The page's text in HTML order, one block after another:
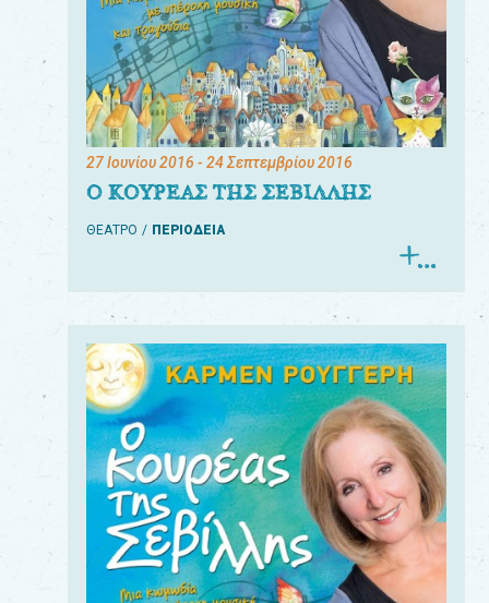
27 Ιουνίου 2016 - 24 Σεπτεμβρίου 2016
Ο ΚΟΥΡΕΑΣ ΤΗΣ ΣΕΒΙΛΛΗΣ
ΘΕΑΤΡΟ ΠΕΡΙΟΔΕΙΑ